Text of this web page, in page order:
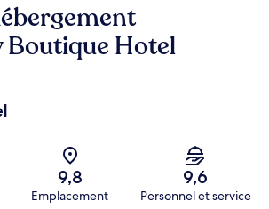
Hotel
9,8
Emplacement
9,6
Personnel et service